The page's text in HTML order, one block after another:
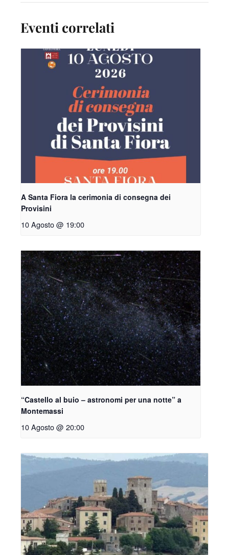
Eventi correlati
A Santa Fiora la cerimonia di consegna dei
Provisini
10 Agosto @ 19:00
“Castello al buio – astronomi per una notte” a
Montemassi
10 Agosto @ 20:00